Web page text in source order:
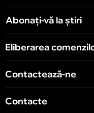
Chișinău
Abonați-vă la știri
Eliberarea
Contactează-ne
Contacte